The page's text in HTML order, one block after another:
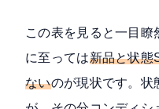
この表を見ると一目
に至っては新品と状態
ないのが現状です。状